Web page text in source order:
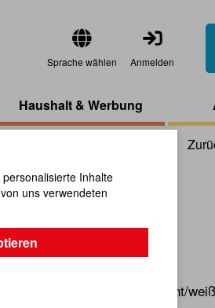
Sprache wählen Anmelden
Haushalt & Werbung
sortiert
in schwarz/weiß und bunt/
Inhalte
uns verwendeten